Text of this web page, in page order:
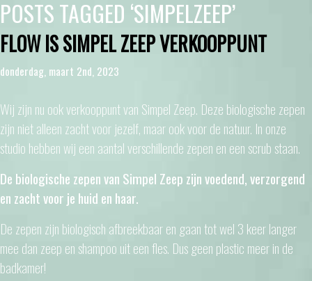
POSTS TAGGED ‘SIMPELZEEP’
FLOW IS SIMPEL ZEEP VERKOOPPUNT
donderdag, maart 2nd, 2023
Wij zijn nu ook verkooppunt van Simpel Zeep. Deze biologische zepen
zijn niet alleen zacht voor jezelf, maar ook voor de natuur. In onze
studio hebben wij een aantal verschillende zepen en een scrub staan.
De biologische zepen van Simpel Zeep zijn voedend, verzorgend
en zacht voor je huid en haar.
De zepen zijn biologisch afbreekbaar en gaan tot wel 3 keer langer
mee dan zeep en shampoo uit een fles. Dus geen plastic meer in de
badkamer!